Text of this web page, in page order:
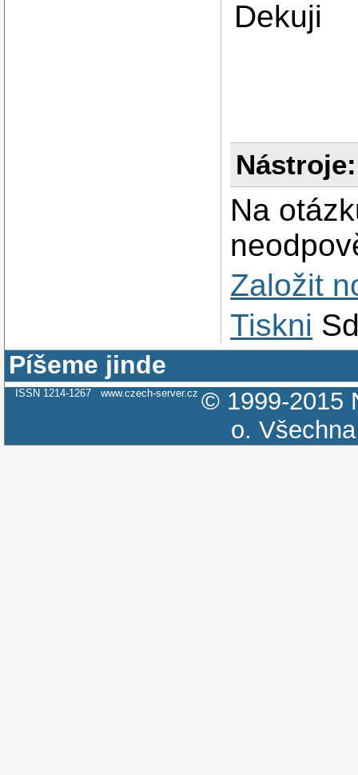
Dekuji
Nástroje:
Na
Založit
Tiskni
Píšeme jinde
ISSN 1214-1267 www.czech-server.cz © 1999-2015
o.